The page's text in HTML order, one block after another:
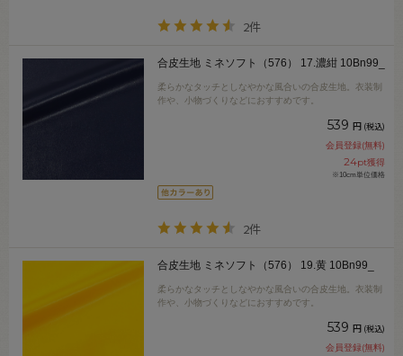
2件
合皮生地 ミネソフト（576） 17.濃紺 10Bn99_
柔らかなタッチとしなやかな風合いの合皮生地。衣装制
作や、小物づくりなどにおすすめです。
539 円 (税込)
会員登録(無料)
24pt獲得
※10cm単位価格
2件
合皮生地 ミネソフト（576） 19.黄 10Bn99_
柔らかなタッチとしなやかな風合いの合皮生地。衣装制
作や、小物づくりなどにおすすめです。
539 円 (税込)
会員登録(無料)